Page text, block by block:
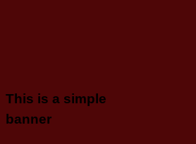
This is a simple
banner